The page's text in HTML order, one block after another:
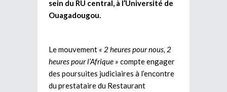
sein du RU central, à l’Université de
Ouagadougou.
Le mouvement « 2 heures pour nous, 2
heures pour l’Afrique » compte engager
des poursuites judiciaires à l’encontre
du prestataire du Restaurant